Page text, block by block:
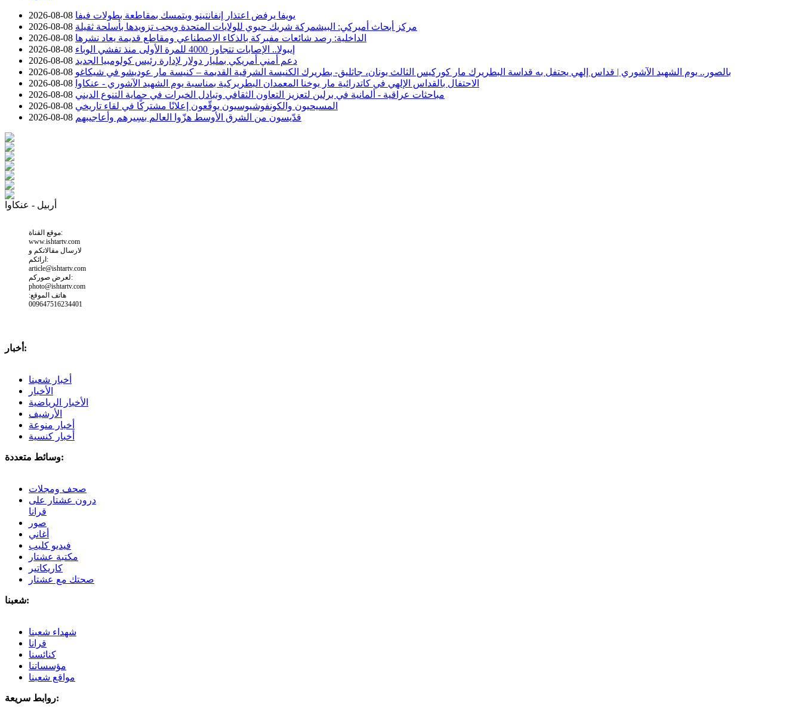
2026-08-08 يويفا يرفض اعتذار إنفانتينو ويتمسك بمقاطعة بطولات فيفا
2026-08-08 مركز أبحاث أميركي: البيشمركة شريك حيوي للولايات المتحدة ويجب تزويدها بأسلحة ثقيلة
2026-08-08 الداخلية: رصد شائعات مفبركة بالذكاء الاصطناعي ومقاطع قديمة يعاد نشرها
2026-08-08
إيبولا.. الإصابات تتجاوز 4000 للمرة الأولى منذ تفشي الوباء
2026-08-08 دعم أمني أمريكي بمليار دولار لإدارة رئيس كولومبيا الجديد
2026-08-08 بالصور.. يوم الشهيد الآشوري | قداس إلهي يحتفل به قداسة البطريرك مار كوركيس الثالث يونان، جاثليق- بطريرك الكنيسة الشرقية القديمة – كنيسة مار عوديشو في شيكاغو
2026-08-08 الاحتفال بالقداس الإلهي في كاتدرائية مار يوخنا المعمدان البطريركية بمناسبة يوم الشهيد الآشوري - عنكاوا
2026-08-08 مباحثات عراقية - ألمانية في برلين لتعزيز التعاون الثقافي وتبادل الخبرات في حماية التنوع الديني
2026-08-08 المسيحيون والكونفوشيوسيون يوقّعون إعلانًا مشتركًا في لقاء تاريخي
2026-08-08 قدّيسون من الشرق الأوسط هزّوا العالم بسِيرهم وأعاجيبهم
أربيل - عنكاوا
موقع القناة:
www.ishtartv.com
لارسال مقالاتكم و
ارائكم:
article@ishtartv.com
لعرض صوركم:
photo@ishtartv.com
هاتف الموقع:
009647516234401
أخبار:
أخبار شعبنا
الأخبار
الأخبار الرياضية
الأرشيف
أخبار منوعة
أخبار كنسية
وسائط متعددة:
صحف ومجلات
درون عشتار على
قرانا
صور
أغاني
فيديو كليب
مكتبة عشتار
كاريكاتير
صحتك مع عشتار
شعبنا:
شهداء شعبنا
قرانا
كنائسنا
مؤسساتنا
مواقع شعبنا
روابط سريعة: